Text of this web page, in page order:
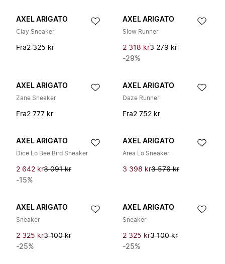
AXEL ARIGATO
Clay Sneaker
Fra2 325 kr
AXEL ARIGATO
Slow Runner
2 318 kr3 279 kr
-29%
AXEL ARIGATO
Zane Sneaker
Fra2 777 kr
AXEL ARIGATO
Daze Runner
Fra2 752 kr
AXEL ARIGATO
Dice Lo Bee Bird Sneaker
2 642 kr3 091 kr
-15%
AXEL ARIGATO
Area Lo Sneaker
3 398 kr3 576 kr
AXEL ARIGATO
Sneaker
2 325 kr3 100 kr
-25%
AXEL ARIGATO
Sneaker
2 325 kr3 100 kr
-25%